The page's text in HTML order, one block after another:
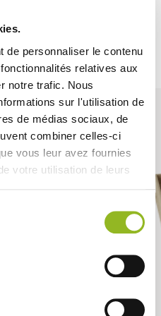
de personnaliser le contenu
relatives aux
notre trafic. Nous
sur l'utilisation de
de médias sociaux, de
combiner celles-ci
vous leur avez fournies
votre utilisation de leurs